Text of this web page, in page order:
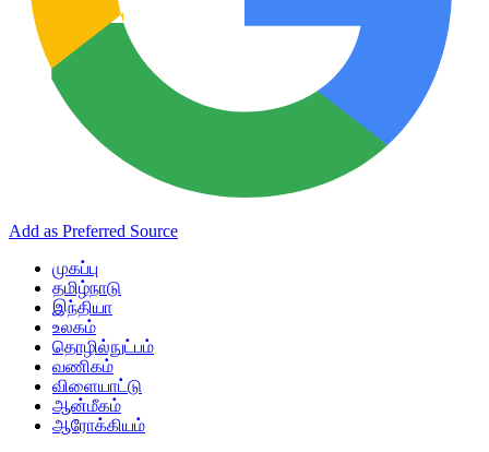
Add as Preferred Source
முகப்பு
தமிழ்நாடு
இந்தியா
உலகம்
தொழில்நுட்பம்
வணிகம்
விளையாட்டு
ஆன்மீகம்
ஆரோக்கியம்